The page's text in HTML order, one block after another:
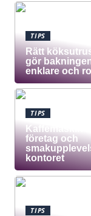
TIPS
Rätt
gör
enklare och
TIPS
Kaffemaskin
företag och
kontoret
TIPS